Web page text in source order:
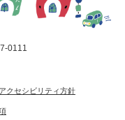
0111
クセシビリティ方針